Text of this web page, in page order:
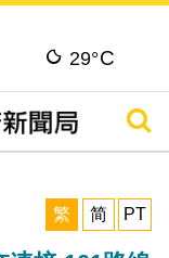
29°C
搜尋
繁
简 PT